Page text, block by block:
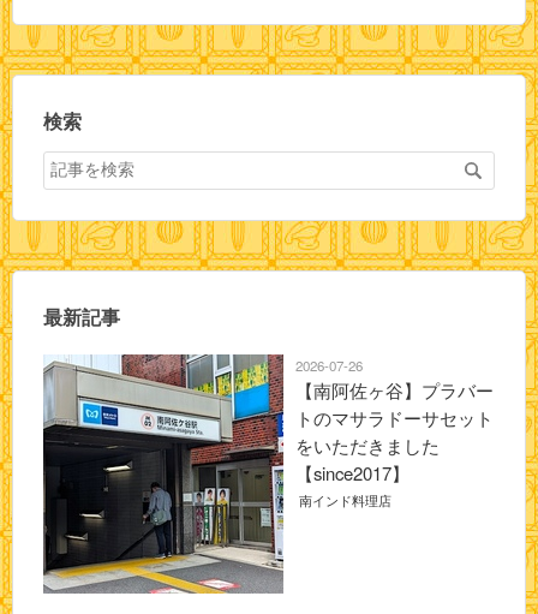
検索
最新記事
2026-07-26
【南阿佐ヶ谷】プラバー
トのマサラドーサセット
をいただきました
【since2017】
南インド料理店